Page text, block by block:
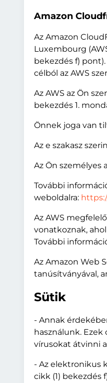
Amazon
Az Amazon
Luxembourg
bekezdés f)
célból az AWS
Az AWS az Ön
bekezdés 1.
Önnek joga van
Az e szakasz
Az Ön személyes
További
weboldalra:
Az AWS
vonatkoznak,
További
Az Amazon Web
tanúsítványával,
Sütik
- Annak
használunk.
vírusokat átvinni
- Az elektronikus
cikk (1) bekezdés